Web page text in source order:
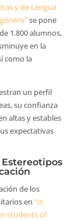
y de Lengua
se pone
1.800 alumnos,
en la
como la
un perfil
su confianza
altas y estables
expectativas
de los
en “Is
students of